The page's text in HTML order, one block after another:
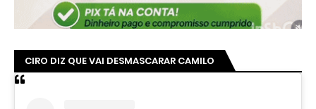
CIRO DIZ QUE VAI DESMASCARAR CAMILO